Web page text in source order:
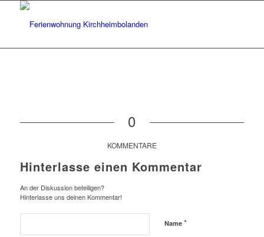
0
KOMMENTARE
Hinterlasse einen Kommentar
An der Diskussion beteiligen?
Hinterlasse uns deinen Kommentar!
Name *